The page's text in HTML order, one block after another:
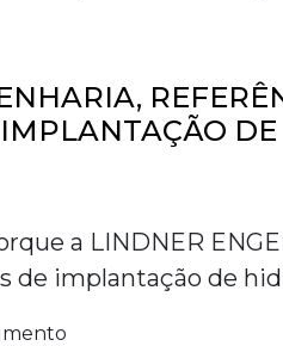
a LINDNER
de implantação de